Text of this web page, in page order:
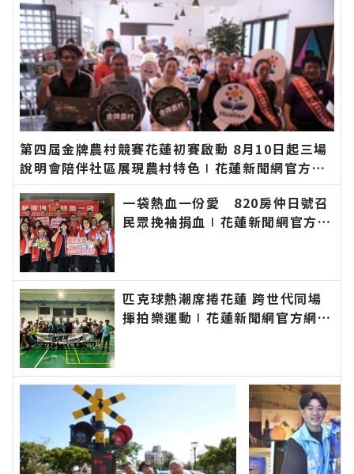
第四屆金牌農村競賽花蓮初賽啟動 8月10日起三場
說明會陪伴社區展現農村特色∣花蓮新聞網官方網
站各類新聞－最快速的今日新聞報導 最新的在地資
訊！
一袋熱血一份愛 820房仲日號召
民眾挽袖捐血∣花蓮新聞網官方網
匹克球熱潮席捲花蓮 跨世代同場
揮拍樂運動∣花蓮新聞網官方網站